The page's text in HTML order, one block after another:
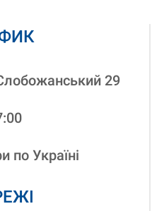
29
по Україні